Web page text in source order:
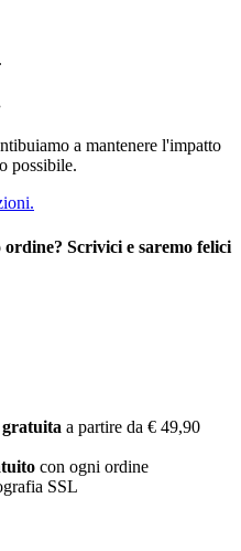
a mantenere l'impatto
possibile.
Scrivici e saremo felici
a partire da € 49,90
con ogni ordine
SSL